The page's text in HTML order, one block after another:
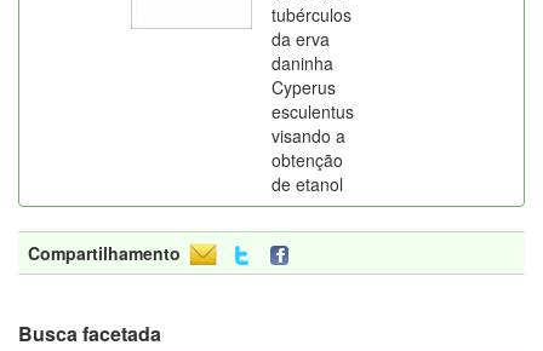
tubérculos
da erva
daninha
Cyperus
esculentus
visando a
obtenção
de etanol
Compartilhamento
Busca facetada